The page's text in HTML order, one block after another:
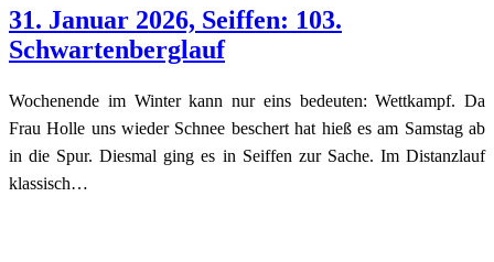
31. Januar 2026, Seiffen: 103.
Schwartenberglauf
Wochenende im Winter kann nur eins bedeuten: Wettkampf. Da
Frau Holle uns wieder Schnee beschert hat hieß es am Samstag ab
in die Spur. Diesmal ging es in Seiffen zur Sache. Im Distanzlauf
klassisch…